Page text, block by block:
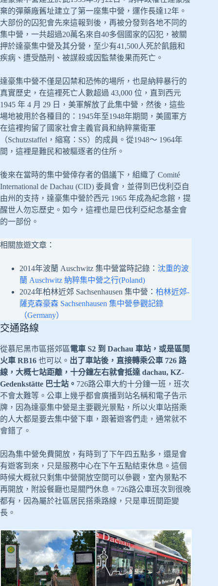
棄的彈藥廠舊址建立了第一座集中營，運作長達12年。
大部份的囚犯會先來這報到後，再被分發到各地不同的
集中營，一共超過20萬名來自40多個國家的囚犯，被關
押於達豪集中營及其分營，至少有41,500人死於飢餓和
疾病、遭受酷刑、被謀殺或因監禁後果而死亡。
達豪集中營不僅是囚禁和恐怖的場所，也是納粹暴行的
真實歷史，在這裡死亡人數超過 43,000 位，直到西元
1945 年 4 月 29 日，美軍解放了此集中營，然後，這些
場地被用於各種目的：1945年至1948年期間，美國軍方
在這裡拘留了國家社會主義官員和納粹黨衛軍
（Schutzstaffel，縮寫：SS）的成員。從1948～ 1964年
間，這裡是難民和被驅逐者的住所。
後來在當時的集中營倖存者的倡議下，組織了 Comité
International de Dachau (CID) 委員會，並得到巴伐利亞自
由州的支持，達豪集中營於西元 1965 年成為紀念館，提
醒世人勿忘歷史。如今，這裡也是巴伐利亞紀念基金會
的一部份。
相關旅遊文章：
2014年波蘭 Auschwitz 集中營當時記錄： 沈重的波
蘭 Auschwitz 納粹集中營之行(Poland)
2024年柏林近郊 Sachsenhausen 集中營： 柏林近郊-
薩克森豪森 Sachsenhausen 集中營參觀記錄
（Germany）
交通路線
從慕尼黑市區搭郊區電車 S2 到 Dachau 車站，或是區間
火車 RB16 也可以。 出了車站後，直接轉乘公車 726 路
線，大概七站距離，十分鐘左右就會抵達 dachau, KZ-
Gedenkstätte 巴士站。 726路公車大約十分鐘一班，班次
不會太難等。公車上幾乎都會廣播到站名稱和電子告示
牌，因為達豪集中營是主要觀光景點，所以火車站搭乘
的人大都是要去集中營下車，跟著遊客們走，通常就不
會錯了。
因為集中營免費開放，有時到了下午四五點多，還是會
有遊客到來，只是服務中心在下午五點結束休息。這個
時候大概就只剩集中營開放空間可以參觀，室內景點不
再開放，附設餐廳也是關門休息。726路公車班次到很晚
都有，因為屬於社區居民搭乘路線，只是車班間距變
長。